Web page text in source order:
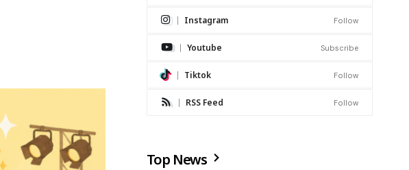
Instagram Follow
Youtube Subscribe
Tiktok Follow
RSS Feed Follow
Top News